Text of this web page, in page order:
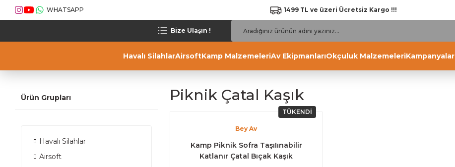
WHATSAPP 1499 TL ve üzeri Ücretsiz Kargo !!!
Bize Ulaşın !
Havalı SilahlarAirsoftKamp MalzemeleriAv EkipmanlarıOkçuluk MalzemeleriKampanyalar
Ürün Grupları
Havalı Silahlar
Airsoft
Piknik Çatal Kaşık
TÜKENDİ
Bey Av
Kamp Piknik Sofra TaşıIınabilir
Katlanır Çatal Bıçak Kaşık